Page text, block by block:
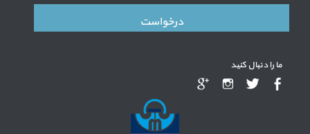
درخواست
ما را دنبال کنید